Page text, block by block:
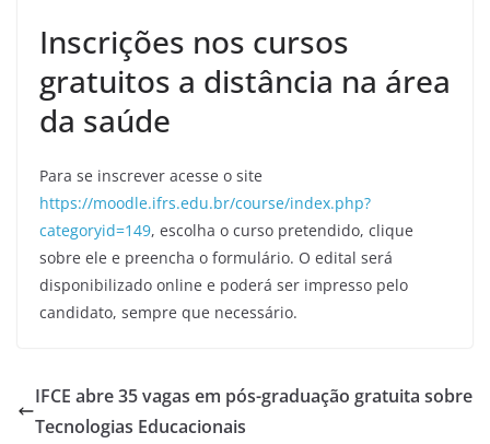
Inscrições nos cursos
gratuitos a distância na área
da saúde
Para se inscrever acesse o site
https://moodle.ifrs.edu.br/course/index.php?
categoryid=149, escolha o curso pretendido, clique
sobre ele e preencha o formulário. O edital será
disponibilizado online e poderá ser impresso pelo
candidato, sempre que necessário.
IFCE abre 35 vagas em pós-graduação gratuita sobre
Tecnologias Educacionais